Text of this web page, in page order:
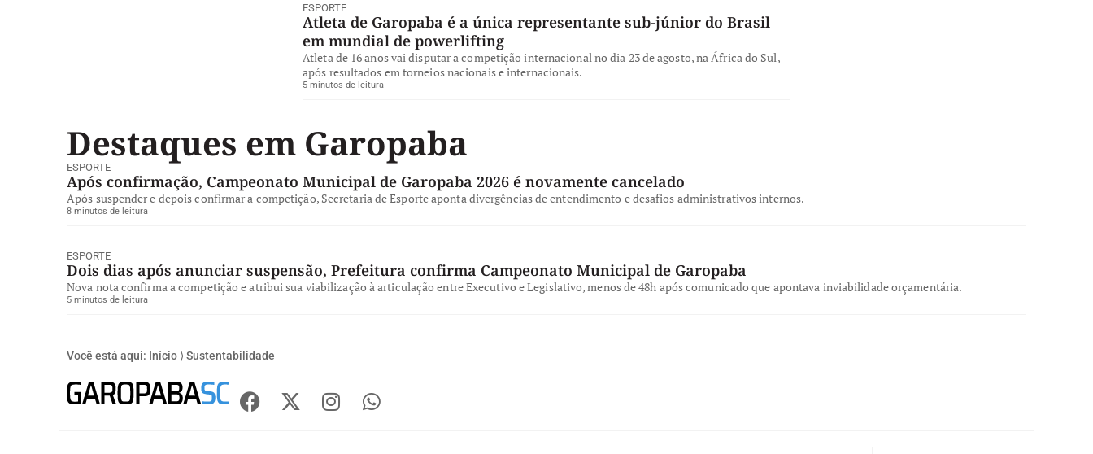
ESPORTE
Atleta de Garopaba é a única representante sub-júnior do Brasil
em mundial de powerlifting
Atleta de 16 anos vai disputar a competição internacional no dia 23 de agosto, na África do Sul,
após resultados em torneios nacionais e internacionais.
5 minutos de leitura
Destaques em Garopaba
ESPORTE
Após confirmação, Campeonato Municipal de Garopaba 2026 é novamente cancelado
Após suspender e depois confirmar a competição, Secretaria de Esporte aponta divergências de entendimento e desafios administrativos internos.
8 minutos de leitura
ESPORTE
Dois dias após anunciar suspensão, Prefeitura confirma Campeonato Municipal de Garopaba
Nova nota confirma a competição e atribui sua viabilização à articulação entre Executivo e Legislativo, menos de 48h após comunicado que apontava inviabilidade orçamentária.
5 minutos de leitura
Você está aqui: Início ⟩ Sustentabilidade